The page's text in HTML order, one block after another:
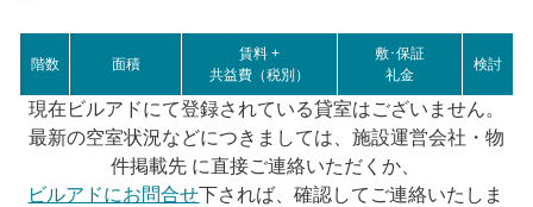
階数 面積
賃料 +
共益費（税別）
敷･保証
礼金
検討
現在ビルアドにて登録されている貸室はございません。
最新の空室状況などにつきましては、施設運営会社・物
件掲載先 に直接ご連絡いただくか、
ビルアドにお問合せ下されば、確認してご連絡いたしま